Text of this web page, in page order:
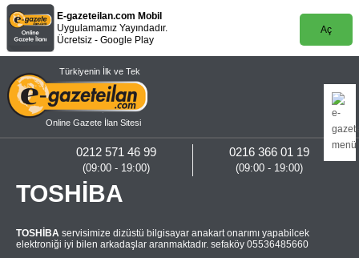
E-gazeteilan.com Mobil
Uygulamamız Yayındadır.
Ücretsiz - Google Play
Aç
Türkiyenin İlk ve Tek
Online Gazete İlan Sitesi
0216 366 01 19
(09:00 - 19:00)
0212 571 46 99
(09:00 - 19:00)
TOSHİBA
TOSHİBA servisimize dizüstü bilgisayar anakart onarımı yapabilcek
elektroniği iyi bilen arkadaşlar aranmaktadır. sefaköy 05536485660